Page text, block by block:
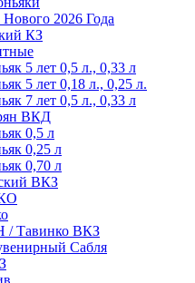
2026 Года
КЗ
5 лет 0,5 л., 0,33 л
5 лет 0,18 л., 0,25 л.
7 лет 0,5 л., 0,33 л
ВКД
0,5 л
0,25 л
0,70 л
ВКЗ
Тавинко ВКЗ
Сабля